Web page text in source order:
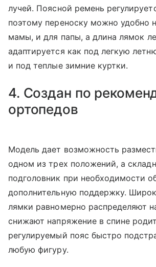
лучей. Поясной ремень
поэтому переноску можно удобно
мамы, и для папы, а длина лямок
адаптируется как под легкую
и под теплые зимние куртки.
4. Создан по
ортопедов
Модель дает возможность
одном из трех положений, а
подголовник при необходимости
дополнительную поддержку.
лямки равномерно распределяют
снижают напряжение в спине
регулируемый пояс быстро
любую фигуру.